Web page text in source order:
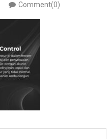
Comment(0)